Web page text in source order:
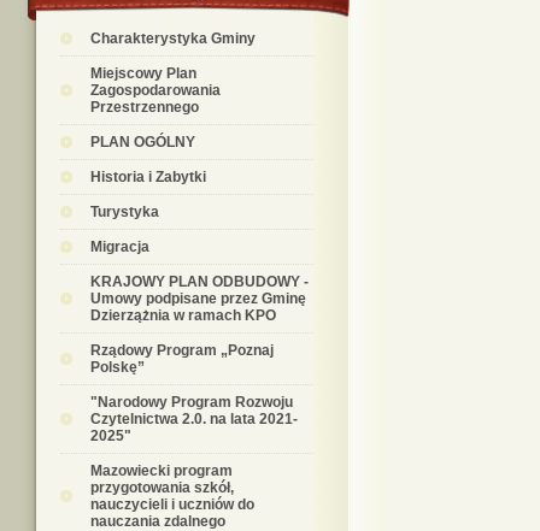
Charakterystyka Gminy
Miejscowy Plan
Zagospodarowania
Przestrzennego
PLAN OGÓLNY
Historia i Zabytki
Turystyka
Migracja
KRAJOWY PLAN ODBUDOWY -
Umowy podpisane przez Gminę
Dzierzążnia w ramach KPO
Rządowy Program „Poznaj
Polskę”
"Narodowy Program Rozwoju
Czytelnictwa 2.0. na lata 2021-
2025"
Mazowiecki program
przygotowania szkół,
nauczycieli i uczniów do
nauczania zdalnego